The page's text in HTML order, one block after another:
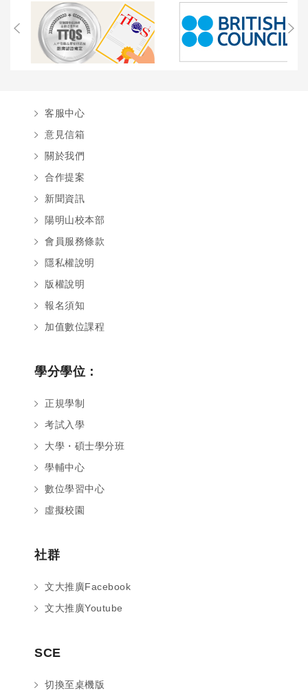
客服中心
意見信箱
關於我們
合作提案
新聞資訊
陽明山校本部
會員服務條款
隱私權說明
版權說明
報名須知
加值數位課程
學分學位：
正規學制
考試入學
大學・碩士學分班
學輔中心
數位學習中心
虛擬校園
社群
文大推廣Facebook
文大推廣Youtube
SCE
切換至桌機版